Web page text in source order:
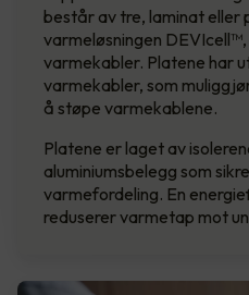
består av tre, laminat eller
varmeløsningen
varmekabler. Platene har
varmekabler, som
å støpe varmekablene.
Platene er laget av
aluminiumsbelegg som
varmefordeling. En
reduserer varmetap mot